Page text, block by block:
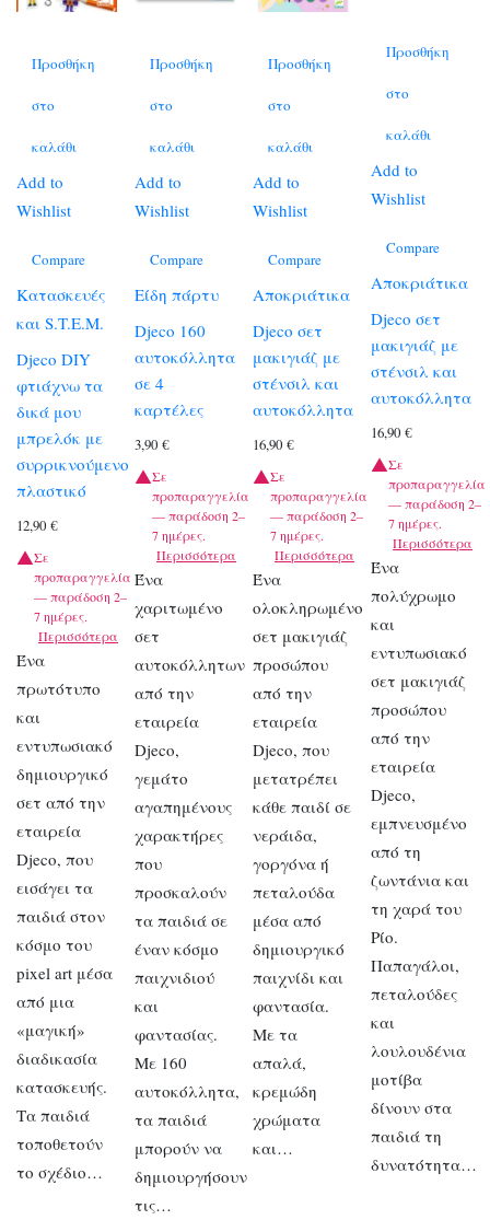
Προσθήκη
στο
καλάθι
Add to
Wishlist
Compare
Κατασκευές
και S.T.E.M.
Djeco DIY
φτιάχνω τα
δικά μου
μπρελόκ με
συρρικνούμενο
πλαστικό
12,90 €
Σε
προπαραγγελία
— παράδοση 2–
7 ημέρες.
Περισσότερα
Ένα
πρωτότυπο
και
εντυπωσιακό
δημιουργικό
σετ από την
εταιρεία
Djeco, που
εισάγει τα
παιδιά στον
κόσμο του
pixel art μέσα
από μια
«μαγική»
διαδικασία
κατασκευής.
Τα παιδιά
τοποθετούν
το σχέδιο…
Προσθήκη
στο
καλάθι
Add to
Wishlist
Compare
Είδη πάρτυ
Djeco 160
αυτοκόλλητα
σε 4
καρτέλες
3,90€
Σε
προπαραγγελία
— παράδοση 2–
7 ημέρες.
Περισσότερα
Ένα
χαριτωμένο
σετ
αυτοκόλλητων
από την
εταιρεία
Djeco,
γεμάτο
αγαπημένους
χαρακτήρες
που
προσκαλούν
τα παιδιά σε
έναν κόσμο
παιχνιδιού
και
φαντασίας.
Με 160
αυτοκόλλητα,
τα παιδιά
μπορούν να
δημιουργήσουν
τις…
Προσθήκη
στο
καλάθι
Add to
Wishlist
Compare
Αποκριάτικα
Djeco σετ
μακιγιάζ με
στένσιλ και
αυτοκόλλητα
16,90€
Σε
προπαραγγελία
— παράδοση 2–
7 ημέρες.
Περισσότερα
Ένα
ολοκληρωμένο
σετ μακιγιάζ
προσώπου
από την
εταιρεία
Djeco, που
μετατρέπει
κάθε παιδί σε
νεράιδα,
γοργόνα ή
πεταλούδα
μέσα από
δημιουργικό
παιχνίδι και
φαντασία.
Με τα
απαλά,
κρεμώδη
χρώματα
και…
Προσθήκη
στο
καλάθι
Add to
Wishlist
Compare
Αποκριάτικα
Djeco σετ
μακιγιάζ με
στένσιλ και
αυτοκόλλητα
16,90€
Σε
προπαραγγελία
— παράδοση 2–
7 ημέρες.
Περισσότερα
Ένα
πολύχρωμο
και
εντυπωσιακό
σετ μακιγιάζ
προσώπου
από την
εταιρεία
Djeco,
εμπνευσμένο
από τη
ζωντάνια και
τη χαρά του
Ρίο.
Παπαγάλοι,
πεταλούδες
και
λουλουδένια
μοτίβα
δίνουν στα
παιδιά τη
δυνατότητα…